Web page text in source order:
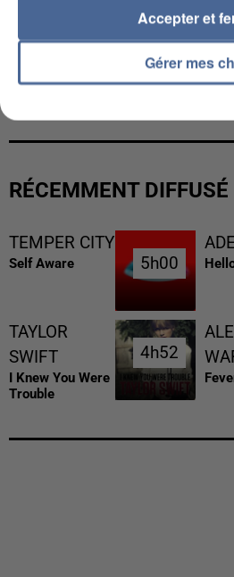
L’UN DES FONDATEURS
RÉCEMMENT DIFFUSÉ
TEMPER CITY
Self Aware 5h00
5h00
TAYLOR
SWIFT
I Knew You Were
Trouble
4h52
4h52
Gérer mes
Accepter et